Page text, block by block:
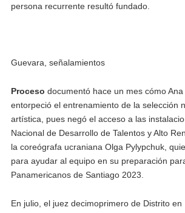
persona recurrente resultó fundado.
Guevara, señalamientos
Proceso documentó hace un mes cómo Ana
entorpeció el entrenamiento de la selección
artística, pues negó el acceso a las
Nacional de Desarrollo de Talentos y Alto
la coreógrafa ucraniana Olga Pylypchuk,
para ayudar al equipo en su preparación
Panamericanos de Santiago 2023.
En julio, el juez decimoprimero de Distrito en